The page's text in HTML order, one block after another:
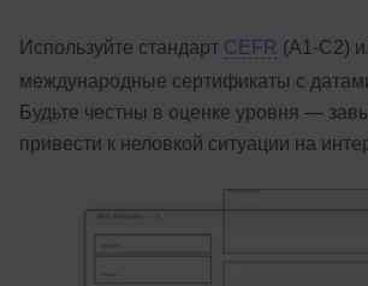
Используйте стандарт CEFR (A1-C2)
международные сертификаты с
Будьте честны в оценке уровня —
привести к неловкой ситуации на